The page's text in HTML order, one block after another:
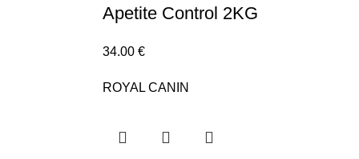
Apetite Control 2KG
34.00 €
ROYAL CANIN